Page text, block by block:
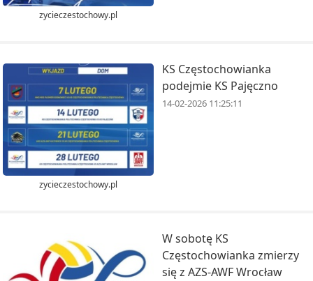
zycieczestochowy.pl
zycieczestochowy.pl
KS Częstochowianka
podejmie KS Pajęczno
14-02-2026 11:25:11
W sobotę KS
Częstochowianka zmierzy
się z AZS-AWF Wrocław